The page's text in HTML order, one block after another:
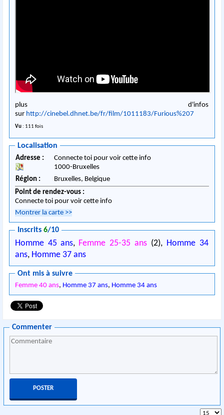
plus d'infos
sur http://cinebel.dhnet.be/fr/film/1011183/Furious%207
Vu : 111 fois
Localisation
Adresse :
Connecte toi pour voir cette info
1000- Bruxelles
Région :
Bruxelles, Belgique
Point de rendez-vous :
Connecte toi pour voir cette info
Montrer la carte >>
Inscrits6/10
Homme 45 ans, Femme 25-35 ans (2), Homme 34
ans, Homme 37 ans
Ont mis à suivre
Femme 40 ans, Homme 37 ans, Homme 34 ans
Commenter